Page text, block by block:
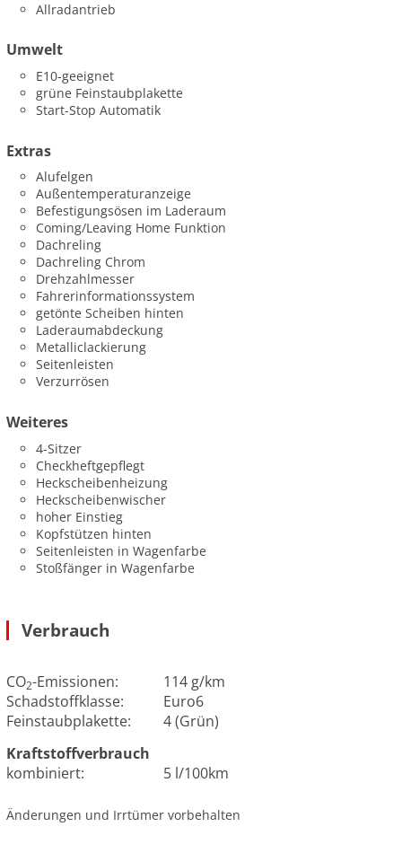
Allradantrieb
Umwelt
E10-geeignet
grüne Feinstaubplakette
Start-Stop Automatik
Extras
Alufelgen
Außentemperaturanzeige
Befestigungsösen im Laderaum
Coming/Leaving Home Funktion
Dachreling
Dachreling Chrom
Drehzahlmesser
Fahrerinformationssystem
getönte Scheiben hinten
Laderaumabdeckung
Metalliclackierung
Seitenleisten
Verzurrösen
Weiteres
4-Sitzer
Checkheftgepflegt
Heckscheibenheizung
Heckscheibenwischer
hoher Einstieg
Kopfstützen hinten
Seitenleisten in Wagenfarbe
Stoßfänger in Wagenfarbe
Verbrauch
CO2-Emissionen:
114 g/km
Schadstoffklasse:
Euro6
Feinstaubplakette:
4 (Grün)
Kraftstoffverbrauch
kombiniert:
5 l/100km
Änderungen und Irrtümer vorbehalten